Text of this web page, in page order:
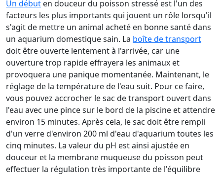
Un début en douceur du poisson stressé est l'un des
facteurs les plus importants qui jouent un rôle lorsqu'il
s'agit de mettre un animal acheté en bonne santé dans
un aquarium domestique sain. La boîte de transport
doit être ouverte lentement à l'arrivée, car une
ouverture trop rapide effrayera les animaux et
provoquera une panique momentanée. Maintenant, le
réglage de la température de l'eau suit. Pour ce faire,
vous pouvez accrocher le sac de transport ouvert dans
l'eau avec une pince sur le bord de la piscine et attendre
environ 15 minutes. Après cela, le sac doit être rempli
d'un verre d'environ 200 ml d'eau d'aquarium toutes les
cinq minutes. La valeur du pH est ainsi ajustée en
douceur et la membrane muqueuse du poisson peut
effectuer la régulation très importante de l'équilibre